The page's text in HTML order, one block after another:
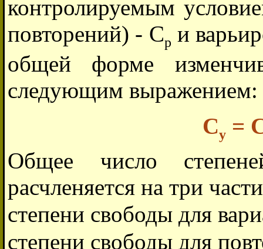
контролируемым
повторений) - Сp и
общей форме
следующим выражением:
Сy=
Общее число
расчленяется на три
степени свободы для
степени свободы для